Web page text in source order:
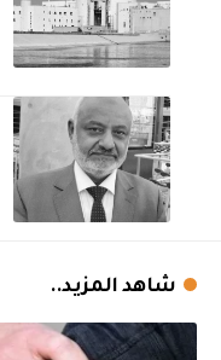
شاهد المزيد..